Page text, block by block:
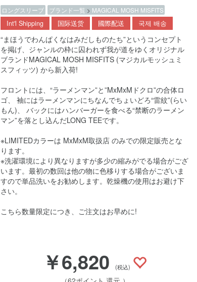
ロングスリーブ ブランド一覧 > MAGICAL MOSH MISFITS
Int'l Shipping 国际送货 國際配送 국제 배송
“まほうでわんぱくなはみだしものたち”というコンセプト
を掲げ、ジャンルの枠に囚われず我が道をゆくオリジナル
ブランドMAGICAL MOSH MISFITS (マジカルモッシュミ
スフィッツ) から新入荷!
フロントには、“ラーメンマン”と”MxMxMドクロ”の合体ロ
ゴ、 袖にはラーメンマンにちなんでちょいどろ“雷紋”(らい
もん)、 バックにはハンバーガーを食べる“禁断のラーメン
マン”を落とし込んだLONG TEEです。
※LIMITEDカラーは MxMxM取扱店 のみでの限定販売とな
ります。
※洗濯環境により異なりますが多少の縮みがでる場合がござ
います。最初の数回は他の物に色移りする場合がございま
すので単品洗いをお勧めします。乾燥機の使用はお避け下
さい。
こちら数量限定につき、ご注文はお早めに!
￥6,820 (税込)